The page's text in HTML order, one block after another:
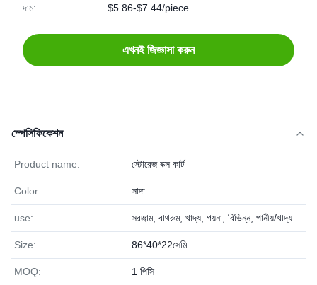
দাম: $5.86-$7.44/piece
এখনই জিজ্ঞাসা করুন
স্পেসিফিকেশন
Product name: স্টোরেজ বক্স কার্ট
Color: সাদা
use: সরঞ্জাম, বাথরুম, খাদ্য, গয়না, বিভিন্ন, পানীয়/খাদ্য
Size: 86*40*22সেমি
MOQ: 1 পিসি